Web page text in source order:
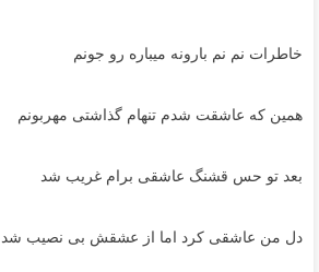
خاطرات نم نم بارونه میباره رو جونم
همین که عاشقت شدم تنهام گذاشتی مهربونم
بعد تو حس قشنگ عاشقی برام غریب شد
دل من عاشقی کرد اما از عشقش بی نصیب شد